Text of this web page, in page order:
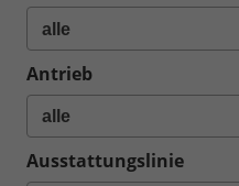
Antrieb
Ausstattungslinie